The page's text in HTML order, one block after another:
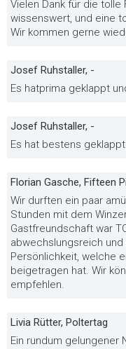
Vielen Dank für die tolle
wissenswert, und eine
Wir kommen gerne
Josef Ruhstaller, -
Es hatprima geklappt
Josef Ruhstaller, -
Es hat bestens
Florian Gasche, Fifteen
Wir durften ein paar
Stunden mit dem
Gastfreundschaft war
abwechslungsreich
Persönlichkeit, welche
beigetragen hat. Wir
empfehlen.
Livia Rütter, Poltertag
Ein rundum gelungener